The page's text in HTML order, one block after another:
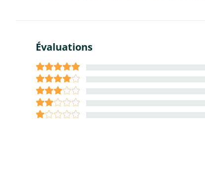
Évaluations